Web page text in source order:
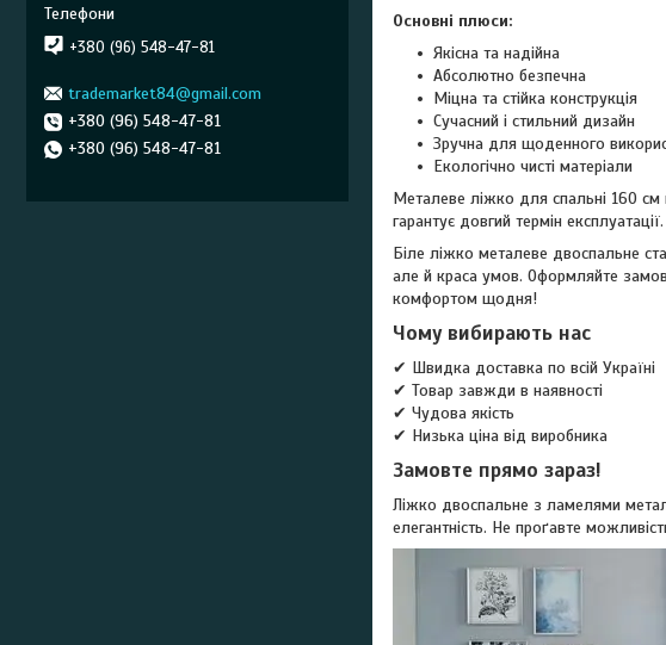
Основні плюси:
Якісна та надійна
Абсолютно безпечна
Міцна та стійка конструкція
Сучасний і стильний дизайн
Зручна для щоденного
Екологічно чисті матеріали
Металеве ліжко для спальні 160 см
гарантує довгий термін експлуатації.
Біле ліжко металеве двоспальне
але й краса умов. Оформляйте
комфортом щодня!
Чому вибирають нас
✔ Швидка доставка по всій Україні
✔ Товар завжди в наявності
✔ Чудова якість
✔ Низька ціна від виробника
Замовте прямо зараз!
Ліжко двоспальне з ламелями
елегантність. Не проґавте
+380 (96) 548-47-81
trademarket84@gmail.com
+380 (96) 548-47-81
+380 (96) 548-47-81